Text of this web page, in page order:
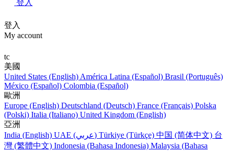
登入
登入
My account
tc
美國
United States (English) América Latina (Español) Brasil (Português)
México (Español) Colombia (Español)
歐洲
Europe (English) Deutschland (Deutsch) France (Français) Polska
(Polski) Italia (Italiano) United Kingdom (English)
亞洲
India (English)
UAE (عربي) Türkiye (Türkçe) 中国 (简体中文) 台
灣 (繁體中文) Indonesia (Bahasa Indonesia) Malaysia (Bahasa